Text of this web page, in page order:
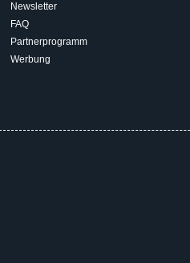
Newsletter
FAQ
Partnerprogramm
Werbung